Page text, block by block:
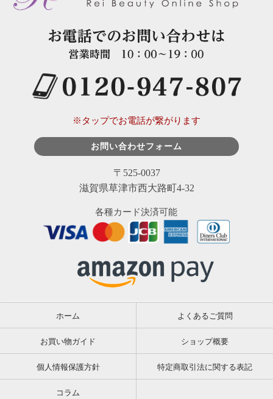
※タップでお電話が繋がります
お問い合わせフォーム
〒525-0037
滋賀県草津市西大路町4-32
各種カード決済可能
ホーム よくあるご質問
お買い物ガイド ショップ概要
個人情報保護方針 特定商取引法に関する表記
コラム